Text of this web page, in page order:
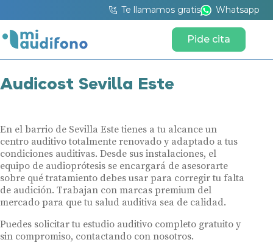
Te llamamos gratis Whatsapp
Pide cita
Audicost Sevilla Este
En el barrio de Sevilla Este tienes a tu alcance un
centro auditivo totalmente renovado y adaptado a tus
condiciones auditivas. Desde sus instalaciones, el
equipo de audioprótesis se encargará de asesorarte
sobre qué tratamiento debes usar para corregir tu falta
de audición. Trabajan con marcas premium del
mercado para que tu salud auditiva sea de calidad.
Puedes solicitar tu estudio auditivo completo gratuito y
sin compromiso, contactando con nosotros.